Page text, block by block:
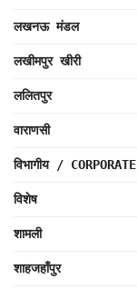
लखनऊ मंडल
लखीमपुर खीरी
ललितपुर
वाराणसी
विभागीय / CORPORATE
विशेष
शामली
शाहजहाँपुर